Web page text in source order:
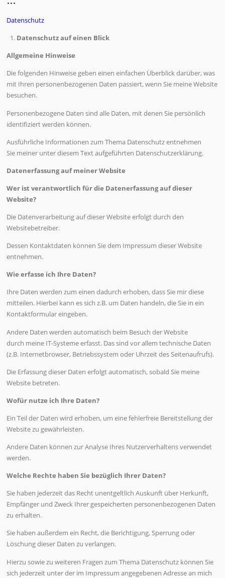
Datenschutz
Datenschutz auf einen Blick
Allgemeine Hinweise
Die folgenden Hinweise geben einen einfachen Überblick darüber, was
mit Ihren personenbezogenen Daten passiert, wenn Sie meine Website
besuchen.
Personenbezogene Daten sind alle Daten, mit denen Sie persönlich
identifiziert werden können.
Ausführliche Informationen zum Thema Datenschutz entnehmen
Sie meiner unter diesem Text aufgeführten Datenschutzerklärung.
Datenerfassung auf meiner Website
Wer ist verantwortlich für die Datenerfassung auf dieser
Website?
Die Datenverarbeitung auf dieser Website erfolgt durch den
Websitebetreiber.
Dessen Kontaktdaten können Sie dem Impressum dieser Website
entnehmen.
Wie erfasse ich Ihre Daten?
Ihre Daten werden zum einen dadurch erhoben, dass Sie mir diese
mitteilen. Hierbei kann es sich z.B. um Daten handeln, die Sie in ein
Kontaktformular eingeben.
Andere Daten werden automatisch beim Besuch der Website
durch meine IT-Systeme erfasst. Das sind vor allem technische Daten
(z.B. Internetbrowser, Betriebssystem oder Uhrzeit des Seitenaufrufs).
Die Erfassung dieser Daten erfolgt automatisch, sobald Sie meine
Website betreten.
Wofür nutze ich Ihre Daten?
Ein Teil der Daten wird erhoben, um eine fehlerfreie Bereitstellung der
Website zu gewährleisten.
Andere Daten können zur Analyse Ihres Nutzerverhaltens verwendet
werden.
Welche Rechte haben Sie bezüglich Ihrer Daten?
Sie haben jederzeit das Recht unentgeltlich Auskunft über Herkunft,
Empfänger und Zweck Ihrer gespeicherten personenbezogenen Daten
zu erhalten.
Sie haben außerdem ein Recht, die Berichtigung, Sperrung oder
Löschung dieser Daten zu verlangen.
Hierzu sowie zu weiteren Fragen zum Thema Datenschutz können Sie
sich jederzeit unter der im Impressum angegebenen Adresse an mich